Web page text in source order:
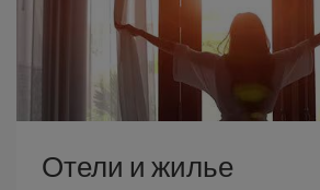
Отели и жилье